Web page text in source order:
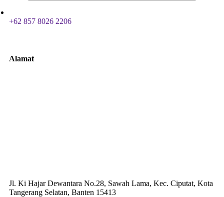
+62 857 8026 2206
Alamat
Jl. Ki Hajar Dewantara No.28, Sawah Lama, Kec. Ciputat, Kota
Tangerang Selatan, Banten 15413